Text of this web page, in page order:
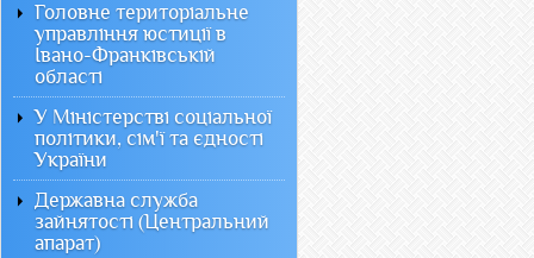
Головне територіальне
управління юстиції в
Івано-Франківській
області
У Міністерстві соціальної
політики, сім'ї та єдності
України
Державна служба
зайнятості (Центральний
апарат)